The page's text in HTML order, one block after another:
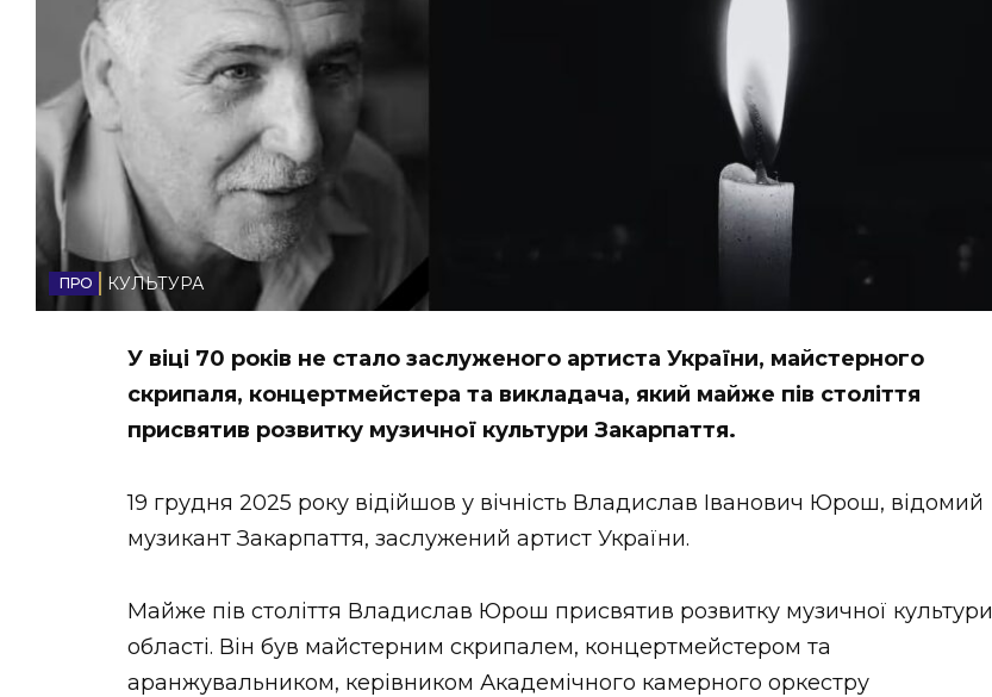
НОВИНИ ЗАХІДНОЇ УКРАЇНИ
ФОТО
ВІДЕОКУЛЬТУРА
У віці 70 років не стало заслуженого артиста України, майстерного
скрипаля, концертмейстера та викладача, який майже пів століття
присвятив розвитку музичної культури Закарпаття.
19 грудня 2025 року відійшов у вічність Владислав Іванович Юрош, відомий
музикант Закарпаття, заслужений артист України.
Майже пів століття Владислав Юрош присвятив розвитку музичної культури
області. Він був майстерним скрипалем, концертмейстером та
аранжувальником, керівником Академічного камерного оркестру